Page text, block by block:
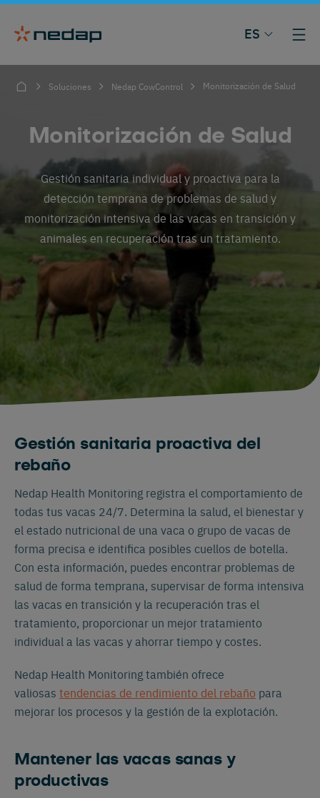
ES
Soluciones Nedap CowControl Monitorización de Salud
Monitorización de Salud
Gestión sanitaria individual y proactiva para la
detección temprana de problemas de salud y
monitorización intensiva de las vacas en transición y
animales en recuperación tras un tratamiento.
Gestión sanitaria proactiva del
rebaño
Nedap Health Monitoring registra el comportamiento de
todas tus vacas 24/7. Determina la salud, el bienestar y
el estado nutricional de una vaca o grupo de vacas de
forma precisa e identifica posibles cuellos de botella.
Con esta información, puedes encontrar problemas de
salud de forma temprana, supervisar de forma intensiva
las vacas en transición y la recuperación tras el
tratamiento, proporcionar un mejor tratamiento
individual a las vacas y ahorrar tiempo y costes.
Nedap Health Monitoring también ofrece
valiosas tendencias de rendimiento del rebaño para
mejorar los procesos y la gestión de la explotación.
Mantener las vacas sanas y
productivas